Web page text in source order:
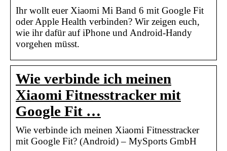
Ihr wollt euer Xiaomi Mi Band 6 mit Google Fit
oder Apple Health verbinden? Wir zeigen euch,
wie ihr dafür auf iPhone und Android-Handy
vorgehen müsst.
Wie verbinde ich meinen
Xiaomi Fitnesstracker mit
Google Fit …
Wie verbinde ich meinen Xiaomi Fitnesstracker
mit Google Fit? (Android) – MySports GmbH